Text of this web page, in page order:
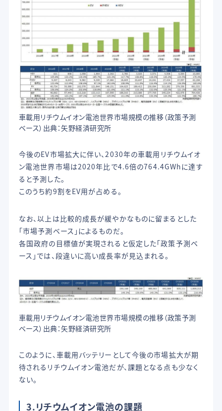
車載用リチウムイオン電池世界市場規模の推移（政策予測
ベース）出典：矢野経済研究所
今後のEV市場拡大に伴い、2030年の車載用リチウムイオ
ン電池世界市場は2020年比で4.6倍の764.4GWhに達す
ると予測した。
このうち約9割をEV用が占める。
なお、以上は比較的成長が緩やかなものに留まるとした
「市場予測ベース」によるものだ。
各国政府の目標値が実現されると仮定した「政策予測ベ
ース」では、段違いに高い成長率が見込まれる。
車載用リチウムイオン電池世界市場規模の推移（政策予測
ベース）出典：矢野経済研究所
このように、車載用バッテリーとして今後の市場拡大が期
待されるリチウムイオン電池だが、課題となる点も少なく
ない。
3.リチウムイオン電池の課題